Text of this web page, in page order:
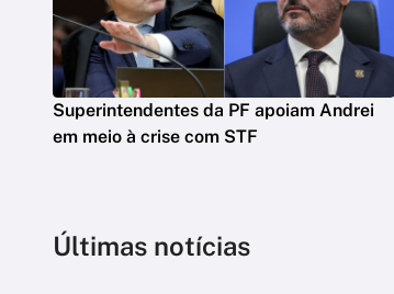
Superintendentes da PF apoiam Andrei
em meio à crise com STF
Últimas notícias